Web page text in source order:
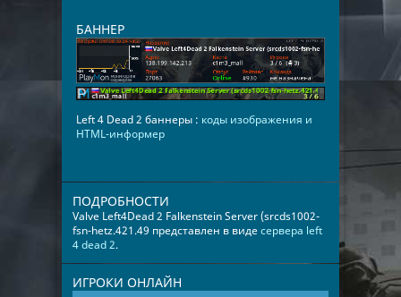
БАННЕР
Left 4 Dead 2 баннеры : коды изображения и
HTML-информер
ПОДРОБНОСТИ
Valve Left4Dead 2 Falkenstein Server (srcds1002-
fsn-hetz.421.49 представлен в видесервера left
4 dead 2.
ИГРОКИ ОНЛАЙН